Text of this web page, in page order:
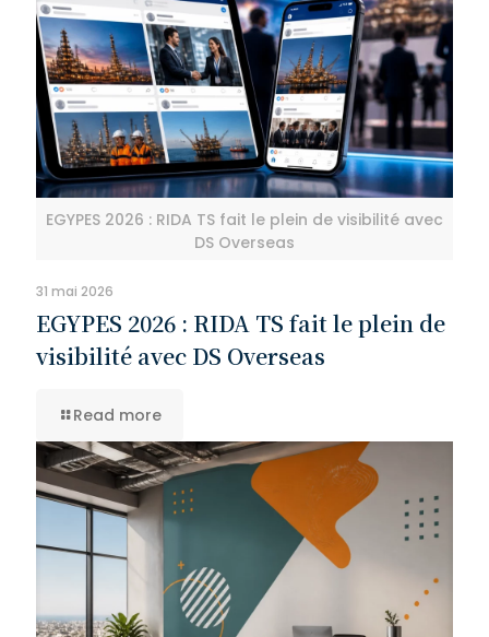
EGYPES 2026 : RIDA TS fait le plein de visibilité avec
DS Overseas
31 mai 2026
EGYPES 2026 : RIDA TS fait le plein de
visibilité avec DS Overseas
Read more